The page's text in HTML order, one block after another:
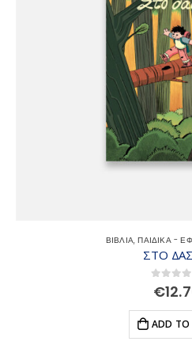
ΒΙΒΛΙΑ,ΠΑΙΔΙΚΑ -
ΣΤΟ
out of
€
ADD TO